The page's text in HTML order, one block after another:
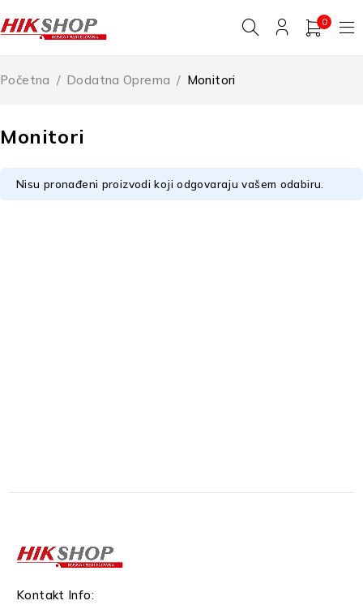
0
Monitori
Početna / Dodatna Oprema / Monitori
Nisu pronađeni proizvodi koji odgovaraju vašem odabiru.
Kontakt Info: